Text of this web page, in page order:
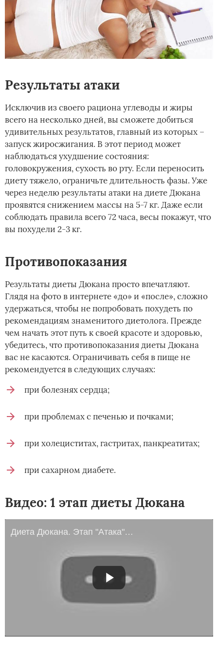
Результаты атаки
Исключив из своего рациона углеводы и жиры
всего на несколько дней, вы сможете добиться
удивительных результатов, главный из которых –
запуск жиросжигания. В этот период может
наблюдаться ухудшение состояния:
головокружения, сухость во рту. Если переносить
диету тяжело, ограничьте длительность фазы. Уже
через неделю результаты атаки на диете Дюкана
проявятся снижением массы на 5-7 кг. Даже если
соблюдать правила всего 72 часа, весы покажут, что
вы похудели 2-3 кг.
Противопоказания
Результаты диеты Дюкана просто впечатляют.
Глядя на фото в интернете «до» и «после», сложно
удержаться, чтобы не попробовать похудеть по
рекомендациям знаменитого диетолога. Прежде
чем начать этот путь к своей красоте и здоровью,
убедитесь, что противопоказания диеты Дюкана
вас не касаются. Ограничивать себя в пище не
рекомендуется в следующих случаях:
при болезнях сердца;
при проблемах с печенью и почками;
при холециститах, гастритах, панкреатитах;
при сахарном диабете.
Видео: 1 этап диеты Дюкана
Диета Дюкана. Этап "Атака" -8кг за 10 дней.